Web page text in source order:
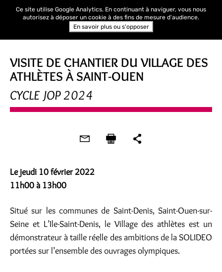
VISITE D'OPÉRATION
VISITE DE CHANTIER DU VILLAGE DES
ATHLÈTES À SAINT-OUEN
CYCLE JOP 2024
Le jeudi 10 février 2022
11h00 à 13h00
Situé sur les communes de Saint-Denis, Saint-Ouen-sur-
Seine et L’Ile-Saint-Denis, le Village des athlètes est un
démonstrateur à taille réelle des ambitions de la SOLIDEO
portées sur l’ensemble des ouvrages olympiques.
Ce site utilise Google Analytics. En continuant à naviguer, vous nous
autorisez à déposer un cookie à des fins de mesure d'audience.
En savoir plus ou s'opposer